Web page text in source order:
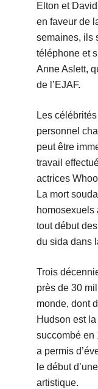
Elton et
en faveur de
semaines, ils
téléphone et
Anne Aslett,
de l’EJAF.
Les
personnel
peut être
travail
actrices
La mort
homosexuels
tout début
du sida dans
Trois
près de 30
monde, dont
Hudson est
succombé en
a permis
le début
artistique.